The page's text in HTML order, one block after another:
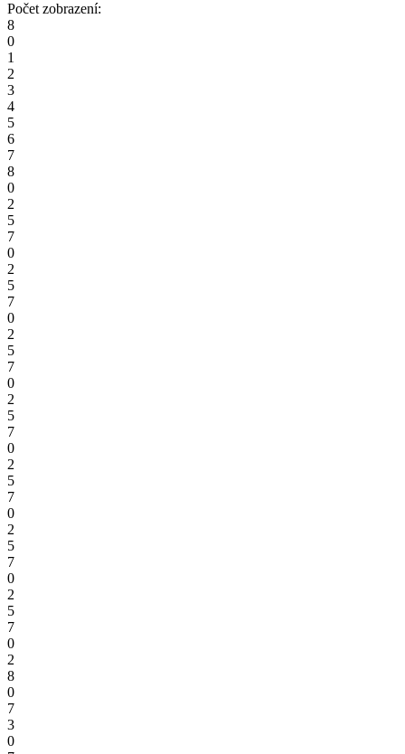
Počet zobrazení:
8
0
1
2
3
4
5
6
7
8
0
2
5
7
0
2
5
7
0
2
5
7
0
2
5
7
0
2
5
7
0
2
5
7
0
2
5
7
0
2
8
0
7
3
0